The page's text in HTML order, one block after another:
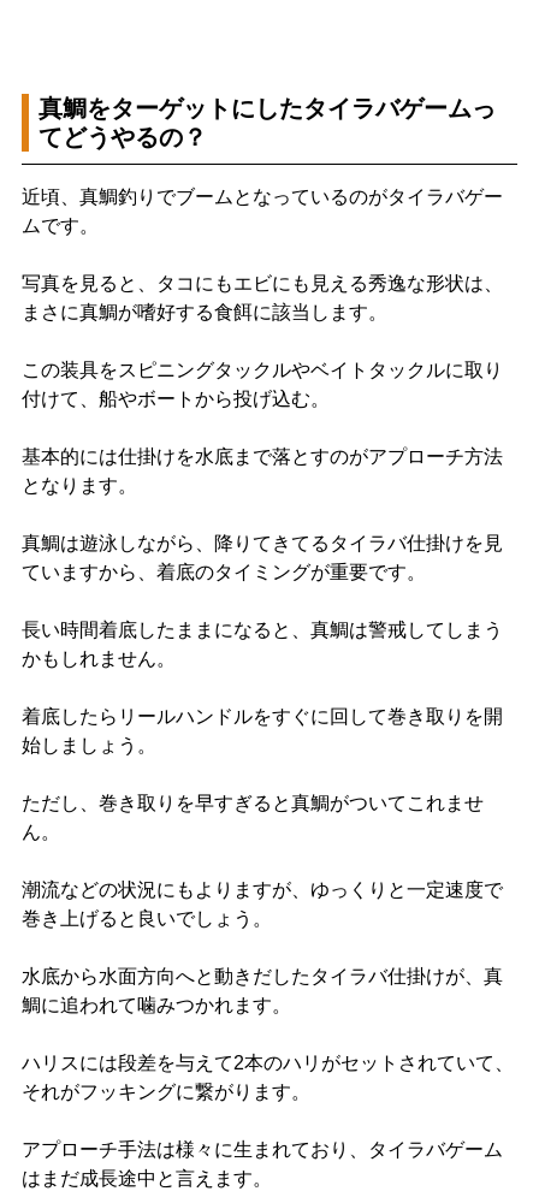
真鯛をターゲットにしたタイラバゲームっ
てどうやるの？
近頃、真鯛釣りでブームとなっているのがタイラバゲー
ムです。
写真を見ると、タコにもエビにも見える秀逸な形状は、
まさに真鯛が嗜好する食餌に該当します。
この装具をスピニングタックルやベイトタックルに取り
付けて、船やボートから投げ込む。
基本的には仕掛けを水底まで落とすのがアプローチ方法
となります。
真鯛は遊泳しながら、降りてきてるタイラバ仕掛けを見
ていますから、着底のタイミングが重要です。
長い時間着底したままになると、真鯛は警戒してしまう
かもしれません。
着底したらリールハンドルをすぐに回して巻き取りを開
始しましょう。
ただし、巻き取りを早すぎると真鯛がついてこれませ
ん。
潮流などの状況にもよりますが、ゆっくりと一定速度で
巻き上げると良いでしょう。
水底から水面方向へと動きだしたタイラバ仕掛けが、真
鯛に追われて噛みつかれます。
ハリスには段差を与えて2本のハリがセットされていて、
それがフッキングに繋がります。
アプローチ手法は様々に生まれており、タイラバゲーム
はまだ成長途中と言えます。